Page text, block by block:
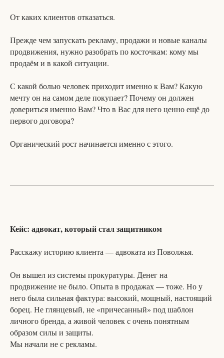
От каких клиентов отказаться.
Прежде чем запускать рекламу, продажи и новые каналы
продвижения, нужно разобрать по косточкам: кому мы
продаём и в какой ситуации.
С какой болью человек приходит именно к Вам? Какую
мечту он на самом деле покупает? Почему он должен
довериться именно Вам? Что в Вас для него ценно ещё до
первого договора?
Органический рост начинается именно с этого.
Кейс: адвокат, который стал защитником
Расскажу историю клиента — адвоката из Поволжья.
Он вышел из системы прокуратуры. Денег на
продвижение не было. Опыта в продажах — тоже. Но у
него была сильная фактура: высокий, мощный, настоящий
борец. Не глянцевый, не «причесанный» под шаблон
личного бренда, а живой человек с очень понятным
образом силы и защиты.
Мы начали не с рекламы.